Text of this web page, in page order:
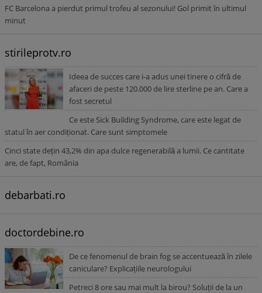
FC Barcelona a pierdut primul trofeu al sezonului! Gol primit în ultimul
minut
stirileprotv.ro
Ideea de succes care i-a adus unei tinere o cifră de
afaceri de peste 120.000 de lire sterline pe an. Care a
fost secretul
Ce este Sick Building Syndrome, care este legat de
statul în aer condiționat. Care sunt simptomele
Cinci state dețin 43,2% din apa dulce regenerabilă a lumii. Ce cantitate
are, de fapt, România
debarbati.ro
doctordebine.ro
De ce fenomenul de brain fog se accentuează în zilele
caniculare? Explicațiile neurologului
Petreci 8 ore sau mai mult la birou? Soluții de la un